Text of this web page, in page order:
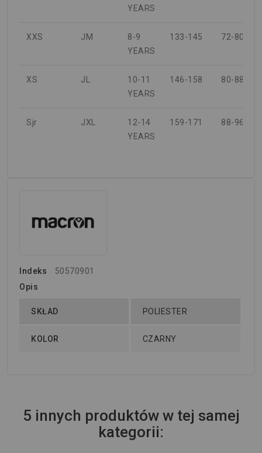
YEARS
XXS JM
8-9
YEARS
133-145 72-80
XS JL
10-11
YEARS
146-158 80-88
Sjr JXL
12-14
YEARS
159-171 88-96
Indeks
50570901
Opis
SKŁAD POLIESTER
KOLOR CZARNY
5 innych produktów w tej samej
kategorii: